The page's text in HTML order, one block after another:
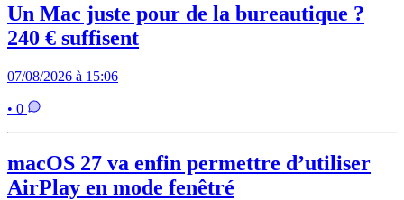
Un Mac juste pour de la bureautique ?
240 € suffisent
07/08/2026 à 15:06
• 0
macOS 27 va enfin permettre d’utiliser
AirPlay en mode fenêtré